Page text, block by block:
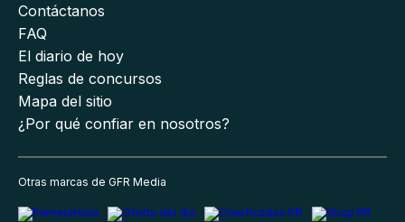
Contáctanos
FAQ
El diario de hoy
Reglas de concursos
Mapa del sitio
¿Por qué confiar en nosotros?
Otras marcas de GFR Media